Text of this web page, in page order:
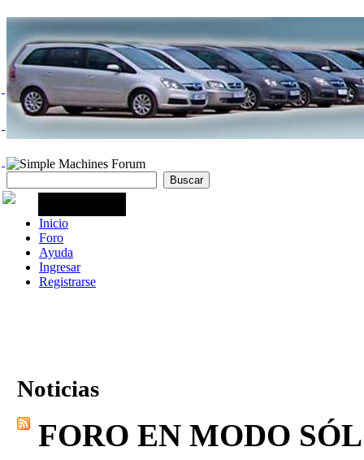
Inicio
Foro
Ayuda
Ingresar
Registrarse
Noticias
FORO EN MODO